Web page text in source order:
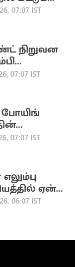
07:07 IST
நிறுவன
07:07 IST
மீட்பு
07:07 IST
ஏன்
06:07 IST